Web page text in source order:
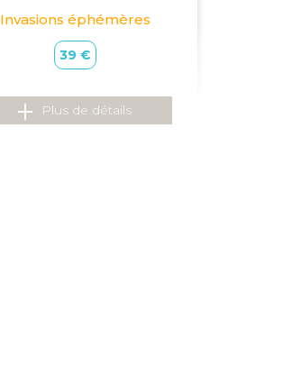
Invasions éphémères
39 €
Plus de détails